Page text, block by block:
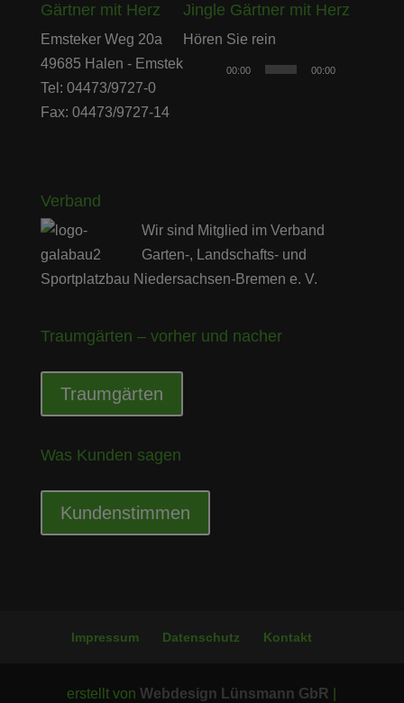
Gärtner mit Herz
Emsteker Weg 20a
49685 Halen - Emstek
Tel: 04473/9727-0
Fax: 04473/9727-14
Jingle Gärtner mit Herz
Hören Sie reinAudio-
Player
00:00 00:00
Verband
Wir sind Mitglied im Verband
Garten-, Landschafts- und
Sportplatzbau Niedersachsen-Bremen e. V.
Traumgärten – vorher und nacher
Traumgärten
Was Kunden sagen
Kundenstimmen
Impressum Datenschutz Kontakt
erstellt vonWebdesign Lünsmann GbR